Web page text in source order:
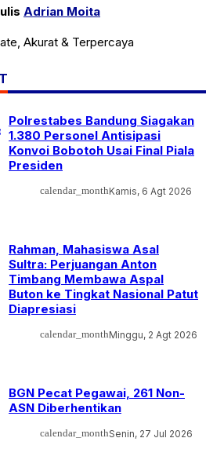
Adrian Moita
Akurat & Terpercaya
Polrestabes Bandung Siagakan
1.380 Personel Antisipasi
Konvoi Bobotoh Usai Final Piala
Presiden
calendar_monthKamis, 6 Agt 2026
Rahman, Mahasiswa Asal
Sultra: Perjuangan Anton
Timbang Membawa Aspal
Buton ke Tingkat Nasional Patut
Diapresiasi
calendar_monthMinggu, 2 Agt 2026
BGN Pecat Pegawai, 261 Non-
ASN Diberhentikan
calendar_monthSenin, 27 Jul 2026